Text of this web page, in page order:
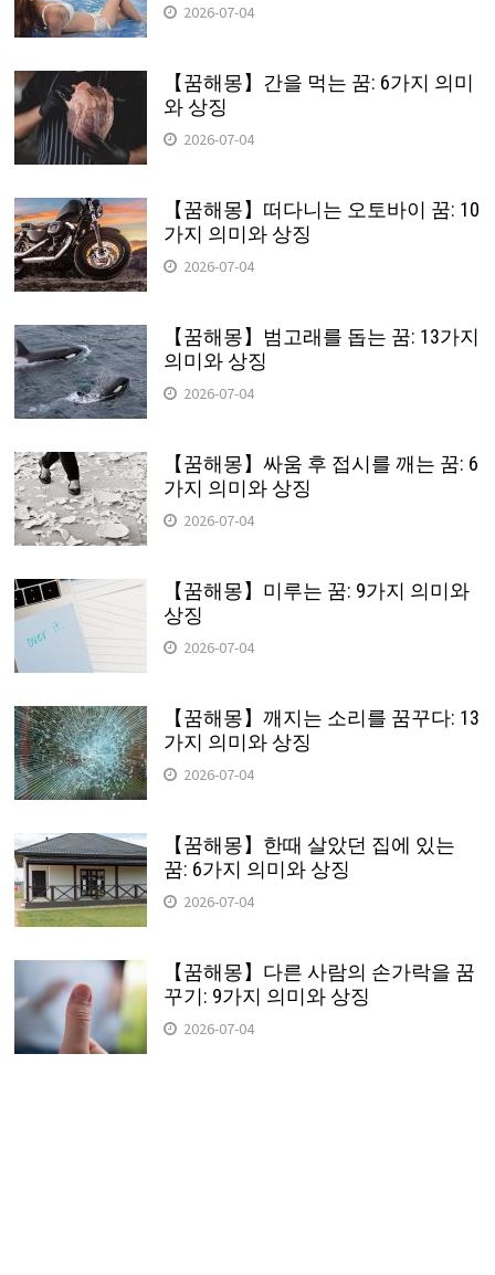
2026-07-04
【꿈해몽】간을 먹는 꿈: 6가지 의미
와 상징
2026-07-04
【꿈해몽】떠다니는 오토바이 꿈: 10
가지 의미와 상징
2026-07-04
【꿈해몽】범고래를 돕는 꿈: 13가지
의미와 상징
2026-07-04
【꿈해몽】싸움 후 접시를 깨는 꿈: 6
가지 의미와 상징
2026-07-04
【꿈해몽】미루는 꿈: 9가지 의미와
상징
2026-07-04
【꿈해몽】깨지는 소리를 꿈꾸다: 13
가지 의미와 상징
2026-07-04
【꿈해몽】한때 살았던 집에 있는
꿈: 6가지 의미와 상징
2026-07-04
【꿈해몽】다른 사람의 손가락을 꿈
꾸기: 9가지 의미와 상징
2026-07-04